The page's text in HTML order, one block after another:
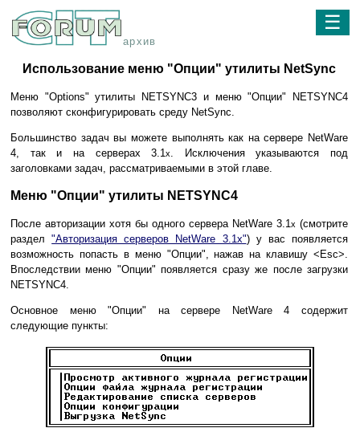
архив
☰
Использование меню "Опции" утилиты NetSync
Меню "Options" утилиты NETSYNC3 и меню "Опции" NETSYNC4
позволяют сконфигурировать среду NetSync.
Большинство задач вы можете выполнять как на сервере NetWare
4, так и на серверах 3.1x. Исключения указываются под
заголовками задач, рассматриваемыми в этой главе.
Меню "Опции" утилиты NETSYNC4
После авторизации хотя бы одного сервера NetWare 3.1x (смотрите
раздел"Авторизация серверов NetWare 3.1x") у вас появляется
возможность попасть в меню "Опции", нажав на клавишу <Esc>.
Впоследствии меню "Опции" появляется сразу же после загрузки
NETSYNC4.
Основное меню "Опции" на сервере NetWare 4 содержит
следующие пункты: